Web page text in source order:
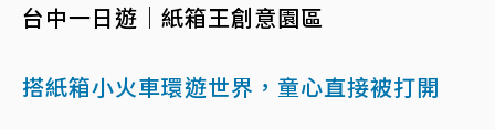
台中一日遊｜紙箱王創意園區
搭紙箱小火車環遊世界，童心直接被打開